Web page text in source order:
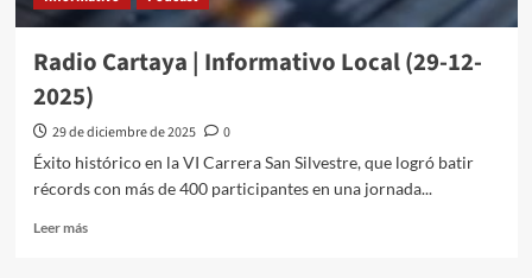
Radio Cartaya | Informativo Local (29-12-
2025)
29 de diciembre de 2025
0
Éxito histórico en la VI Carrera San Silvestre, que logró batir
récords con más de 400 participantes en una jornada...
Leer más